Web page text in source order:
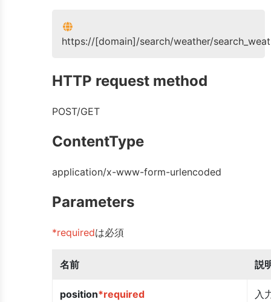
https://[domain]/search/weather/
HTTP request method
POST/GET
ContentType
application/x-www-form-urlencoded
Parameters
*requiredは必須
名前 説
position*required
入